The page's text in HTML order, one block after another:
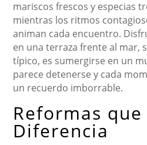
mariscos frescos y especias
mientras los ritmos
animan cada encuentro.
en una terraza frente al mar,
típico, es sumergirse en un
parece detenerse y cada
un recuerdo imborrable.
Reformas
Diferencia